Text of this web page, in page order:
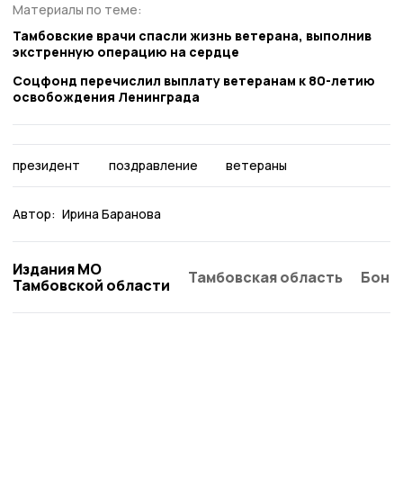
Материалы по теме:
Тамбовские врачи спасли жизнь ветерана, выполнив
экстренную операцию на сердце
Соцфонд перечислил выплату ветеранам к 80-летию
освобождения Ленинграда
президент поздравление ветераны
Автор: Ирина Баранова
Издания МО
Тамбовской области
Тамбовская область